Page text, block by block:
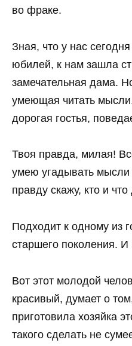
во фраке.
Зная, что у нас
юбилей, к нам зашла
замечательная дама.
умеющая читать
дорогая гостья,
Твоя правда, милая!
умею угадывать
правду скажу, кто и что
Подходит к одному из
старшего поколения. И
Вот этот молодой
красивый, думает о
приготовила хозяйка
такого сделать не